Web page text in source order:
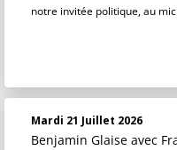
notre invitée politique, au
Mardi 21 Juillet 2026
Benjamin Glaise avec